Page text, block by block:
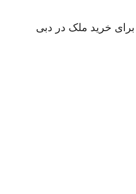
برای خرید ملک در دبی